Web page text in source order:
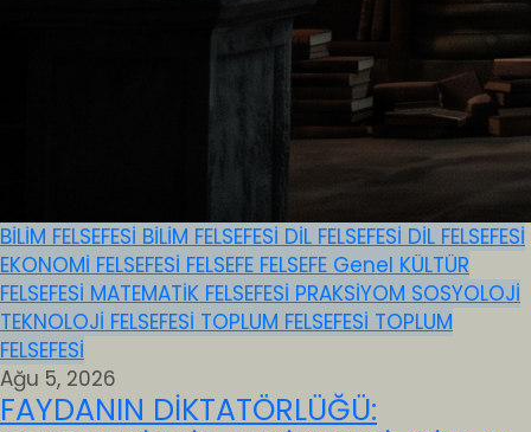
BİLİM FELSEFESİ BİLİM FELSEFESİ DİL FELSEFESİ DİL FELSEFESİ
EKONOMİ FELSEFESİ FELSEFE FELSEFE Genel KÜLTÜR
FELSEFESİ MATEMATİK FELSEFESİ PRAKSİYOM SOSYOLOJİ
TEKNOLOJİ FELSEFESİ TOPLUM FELSEFESİ TOPLUM
FELSEFESİ
Ağu 5, 2026
FAYDANIN DİKTATÖRLÜĞÜ: